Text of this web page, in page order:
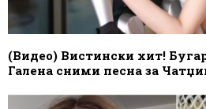
(Видео) Вистински хит!
Галена сними песна за